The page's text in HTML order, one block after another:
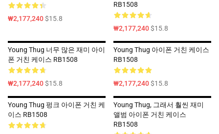
₩2,177,240$15.8
RB1508
₩2,177,240$15.8
Young Thug 너무 많은 재미 아이
폰 거친 케이스 RB1508
₩2,177,240$15.8
Young Thug 아이폰 거친 케이스
RB1508
₩2,177,240$15.8
Young Thug 펑크 아이폰 거친 케
이스 RB1508
Young Thug, 그래서 훨씬 재미
앨범 아이폰 거친 케이스
RB1508